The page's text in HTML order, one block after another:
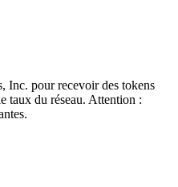
Inc. pour recevoir des tokens
taux du réseau. Attention :